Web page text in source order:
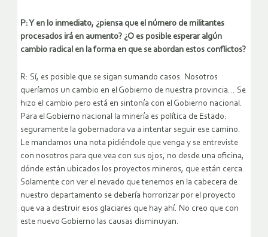
P: Y en lo inmediato, ¿piensa que el número de militantes
procesados irá en aumento? ¿O es posible esperar algún
cambio radical en la forma en que se abordan estos conflictos?
R: Sí, es posible que se sigan sumando casos. Nosotros
queríamos un cambio en el Gobierno de nuestra provincia… Se
hizo el cambio pero está en sintonía con el Gobierno nacional.
Para el Gobierno nacional la minería es política de Estado:
seguramente la gobernadora va a intentar seguir ese camino.
Le mandamos una nota pidiéndole que venga y se entreviste
con nosotros para que vea con sus ojos, no desde una oficina,
dónde están ubicados los proyectos mineros, que están cerca.
Solamente con ver el nevado que tenemos en la cabecera de
nuestro departamento se debería horrorizar por el proyecto
que va a destruir esos glaciares que hay ahí. No creo que con
este nuevo Gobierno las causas disminuyan.